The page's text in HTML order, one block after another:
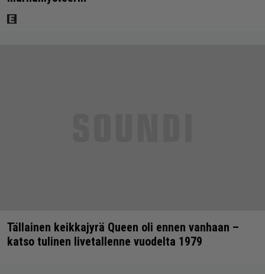
Tällainen keikkajyrä Queen oli ennen vanhaan –
katso tulinen livetallenne vuodelta 1979